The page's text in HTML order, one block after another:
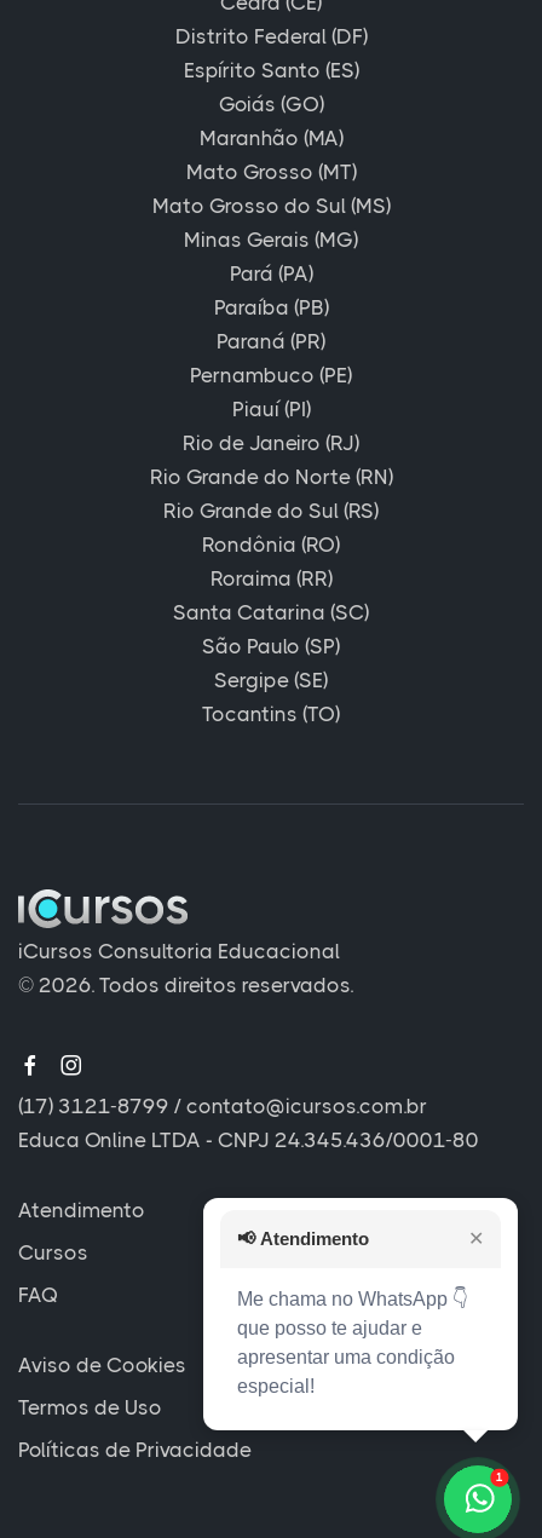
Distrito Federal (DF)
Espírito Santo (ES)
Goiás (GO)
Maranhão (MA)
Mato Grosso (MT)
Mato Grosso do Sul (MS)
Minas Gerais (MG)
Pará (PA)
Paraíba (PB)
Paraná (PR)
Pernambuco (PE)
Piauí (PI)
Rio de Janeiro (RJ)
Rio Grande do Norte (RN)
Rio Grande do Sul (RS)
Rondônia (RO)
Roraima (RR)
Santa Catarina (SC)
São Paulo (SP)
Sergipe (SE)
Tocantins (TO)
iCursos Consultoria Educacional
© 2026. Todos direitos reservados.
(17) 3121-8799 / contato@icursos.com.br
Educa Online LTDA - CNPJ 24.345.436/0001-80
Atendimento
Cursos
FAQ
Aviso de Cookies
Termos de Uso
Políticas de Privacidade
1
📢 Atendimento ✕
Me chama no WhatsApp 👇
que posso te ajudar e
apresentar uma condição
especial!